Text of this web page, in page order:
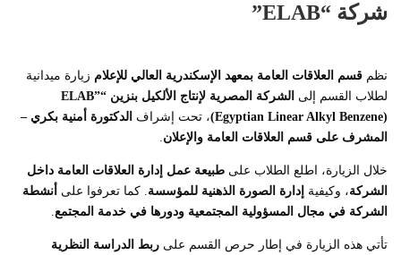
شركة “ELAB”
نظم قسم العلاقات العامة بمعهد الإسكندرية العالي للإعلام زيارة ميدانية
لطلاب القسم إلى
الشركة المصرية لإنتاج الألكيل بنزين “ELAB”
(Egyptian Linear Alkyl Benzene)، تحت إشراف الدكتورة أمنية بكري –
المشرف على قسم العلاقات العامة والإعلان.
خلال الزيارة، اطلع الطلاب على طبيعة عمل إدارة العلاقات العامة داخل
الشركة، وكيفية إدارة الصورة الذهنية للمؤسسة. كما تعرفوا على أنشطة
الشركة في مجال المسؤولية المجتمعية ودورها في خدمة المجتمع.
تأتي هذه الزيارة في إطار حرص القسم على ربط الدراسة النظرية